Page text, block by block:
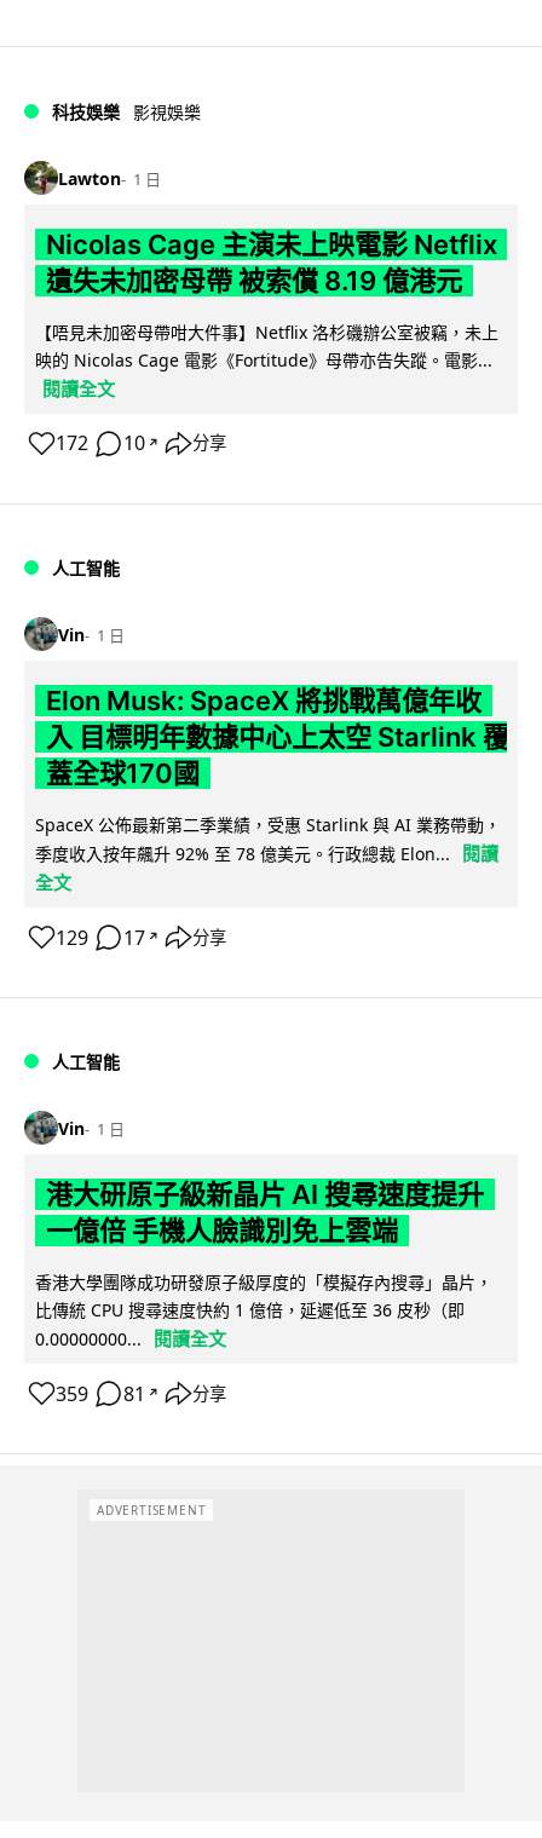
科技娛樂 影視娛樂
Lawton 1 日
Nicolas Cage 主演未上映電影 Netflix
遺失未加密母帶 被索償 8.19 億港元
【唔見未加密母帶咁大件事】Netflix 洛杉磯辦公室被竊，未上
映的 Nicolas Cage 電影《Fortitude》母帶亦告失蹤。電影...
閱讀全文
172 10 ↗ 分享
人工智能
Vin 1 日
Elon Musk: SpaceX 將挑戰萬億年收
入 目標明年數據中心上太空 Starlink 覆
蓋全球170國
SpaceX 公佈最新第二季業績，受惠 Starlink 與 AI 業務帶動，
季度收入按年飆升 92% 至 78 億美元。行政總裁 Elon...
閱讀
全文
129 17 ↗ 分享
人工智能
Vin 1 日
港大研原子級新晶片 AI 搜尋速度提升
一億倍 手機人臉識別免上雲端
香港大學團隊成功研發原子級厚度的「模擬存內搜尋」晶片，
比傳統 CPU 搜尋速度快約 1 億倍，延遲低至 36 皮秒（即
0.00000000...
閱讀全文
359 81 ↗ 分享
ADVERTISEMENT